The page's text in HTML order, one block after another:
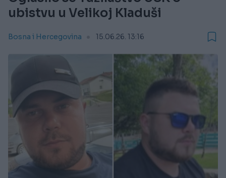
ubistvu u Velikoj Kladuši
Bosna i Hercegovina 15.06.26. 13:16